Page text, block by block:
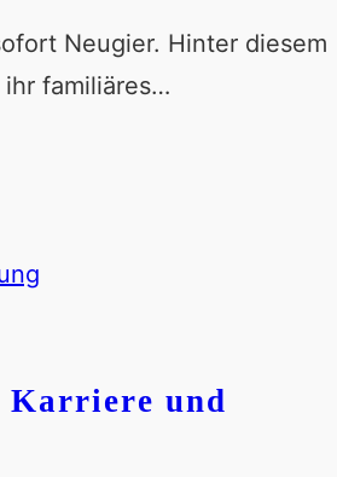
Neugier. Hinter diesem
familiäres…
Karriere und